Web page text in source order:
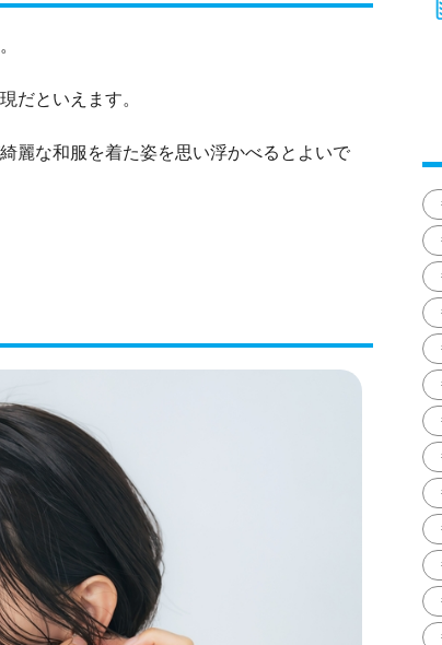
だといえます。
麗な和服を着た姿を思い浮かべるとよいで